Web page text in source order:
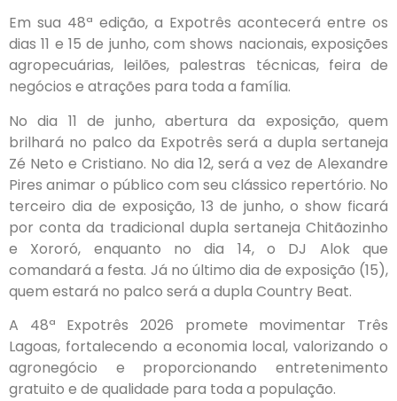
Em sua 48ª edição, a Expotrês acontecerá entre os
dias 11 e 15 de junho, com shows nacionais, exposições
agropecuárias, leilões, palestras técnicas, feira de
negócios e atrações para toda a família.
No dia 11 de junho, abertura da exposição, quem
brilhará no palco da Expotrês será a dupla sertaneja
Zé Neto e Cristiano. No dia 12, será a vez de Alexandre
Pires animar o público com seu clássico repertório. No
terceiro dia de exposição, 13 de junho, o show ficará
por conta da tradicional dupla sertaneja Chitãozinho
e Xororó, enquanto no dia 14, o DJ Alok que
comandará a festa. Já no último dia de exposição (15),
quem estará no palco será a dupla Country Beat.
A 48ª Expotrês 2026 promete movimentar Três
Lagoas, fortalecendo a economia local, valorizando o
agronegócio e proporcionando entretenimento
gratuito e de qualidade para toda a população.